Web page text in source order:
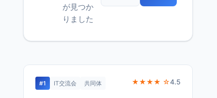
が見つか
りました
#1 IT交流会 共同体 ★★★★ ☆4.5